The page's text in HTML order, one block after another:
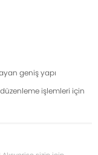
geniş yapı
işlemleri için